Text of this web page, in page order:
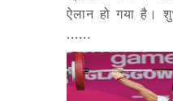
ऐलान हो गया है।
......